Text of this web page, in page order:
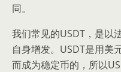
同。
我们常见的USDT，是以
自身增发。USDT是用美
而成为稳定币的，所以